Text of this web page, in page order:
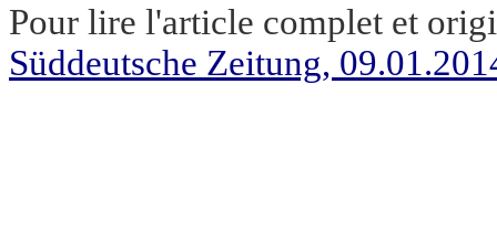
Pour lire l'article complet et
Süddeutsche Zeitung,